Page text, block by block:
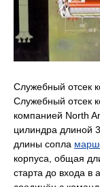
Служебный отсек
Служебный отсек
компанией North
цилиндра длиной
длины сопла
корпуса, общая
старта до входа в